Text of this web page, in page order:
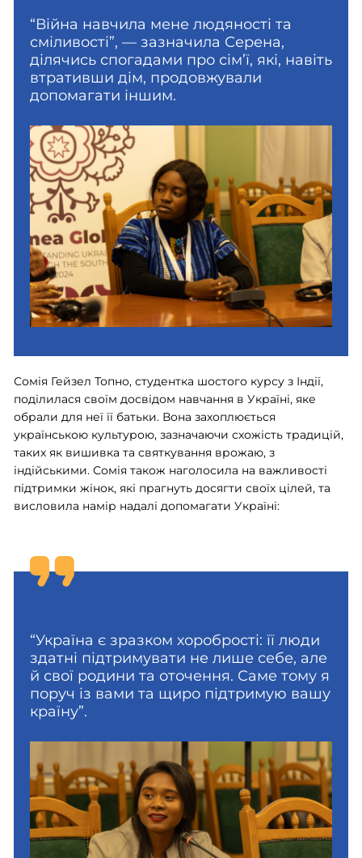
“Війна навчила мене людяності та
сміливості”, — зазначила Серена,
ділячись спогадами про сім’ї, які, навіть
втративши дім, продовжували
допомагати іншим.
Сомія Гейзел Топно, студентка шостого курсу з Індії,
поділилася своїм досвідом навчання в Україні, яке
обрали для неї її батьки. Вона захоплюється
українською культурою, зазначаючи схожість традицій,
таких як вишивка та святкування врожаю, з
індійськими. Сомія також наголосила на важливості
підтримки жінок, які прагнуть досягти своїх цілей, та
висловила намір надалі допомагати Україні:
“Україна є зразком хоробрості: її люди
здатні підтримувати не лише себе, але
й свої родини та оточення. Саме тому я
поруч із вами та щиро підтримую вашу
країну”.